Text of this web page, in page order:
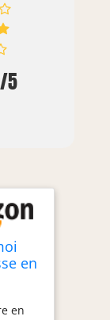
5
en
en